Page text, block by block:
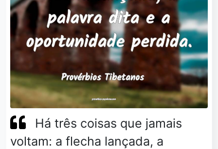
Há três coisas que jamais
voltam: a flecha lançada, a